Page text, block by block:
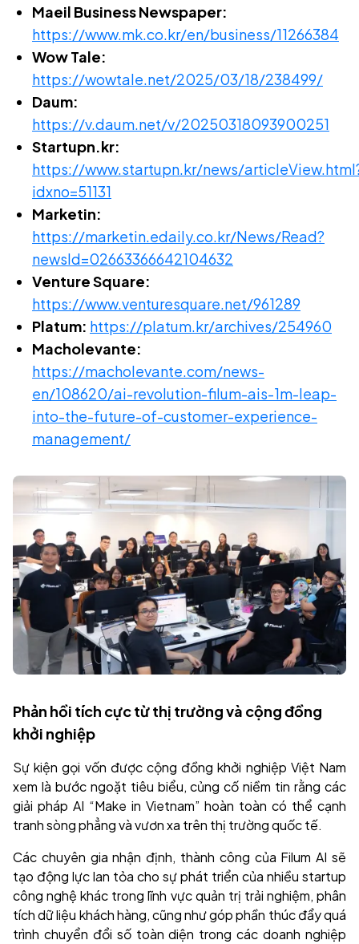
Maeil Business Newspaper:
https://www.mk.co.kr/en/business/11266384
Wow Tale:
https://wowtale.net/2025/03/18/238499/
Daum:
https://v.daum.net/v/20250318093900251
Startupn.kr:
https://www.startupn.kr/news/
idxno=51131
Marketin:
https://marketin.edaily.co.kr/News/Read?
newsId=02663366642104632
Venture Square:
https://www.venturesquare.net/961289
Platum: https://platum.kr/archives/254960
Macholevante:
https://macholevante.com/news-
en/108620/ai-revolution-filum-ais-1m-leap-
into-the-future-of-customer-experience-
management/
Phản hồi tích cực từ thị trường và cộng đồng
khởi nghiệp
Sự kiện gọi vốn được cộng đồng khởi nghiệp Việt Nam
xem là bước ngoặt tiêu biểu, củng cố niềm tin rằng các
giải pháp AI “Make in Vietnam” hoàn toàn có thể cạnh
tranh sòng phẳng và vươn xa trên thị trường quốc tế.
Các chuyên gia nhận định, thành công của Filum AI sẽ
tạo động lực lan tỏa cho sự phát triển của nhiều startup
công nghệ khác trong lĩnh vực quản trị trải nghiệm, phân
tích dữ liệu khách hàng, cũng như góp phần thúc đẩy quá
trình chuyển đổi số toàn diện trong các doanh nghiệp